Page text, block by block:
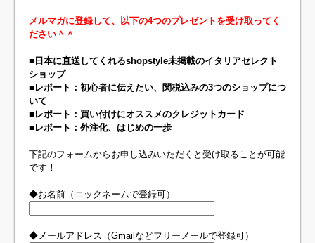
メルマガに登録して、以下の4つのプレゼントを受け取ってく
ださい＾＾
■日本に直送してくれるshopstyle未掲載のイタリアセレクト
ショップ
■レポート：初心者に伝えたい、関税込みの3つのショップにつ
いて
■レポート：買い付けにオススメのクレジットカード
■レポート：外注化、はじめの一歩
下記のフォームからお申し込みいただくと受け取ることが可能
です！
◆お名前（ニックネームで登録可）
◆メールアドレス（Gmailなどフリーメールで登録可）